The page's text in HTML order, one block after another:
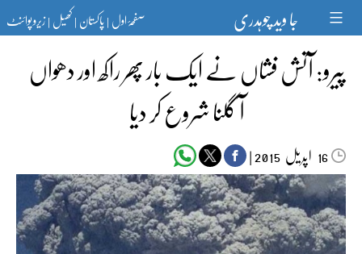
content جا وید چوہدری صفحۂ اول|پاکستان|کھیل|زیرو پوائنٹ
پیرو: آتش فشاں نے ایک بار پھر راکھ اور دھواں
آ گلنا شروع کر دیا
16 اپریل‬‮ |